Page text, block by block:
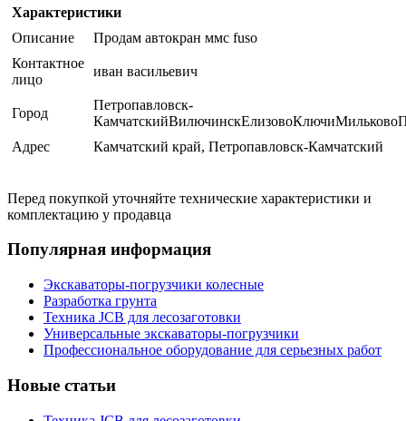
Характеристики
Описание
Продам автокран ммс fuso
Контактное
лицо
иван васильевич
Город
Петропавловск-
Адрес
Камчатский край, Петропавловск-Камчатский
Перед покупкой уточняйте технические характеристики и
комплектацию у продавца
Популярная информация
Экскаваторы-погрузчики колесные
Разработка грунта
Техника JCB для лесозаготовки
Универсальные экскаваторы-погрузчики
Профессиональное оборудование для серьезных работ
Новые статьи